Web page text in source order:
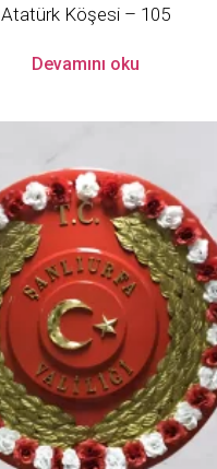
Atatürk Köşesi – 105
Devamını oku